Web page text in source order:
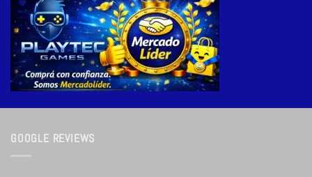
GOOGLE REVIEWS